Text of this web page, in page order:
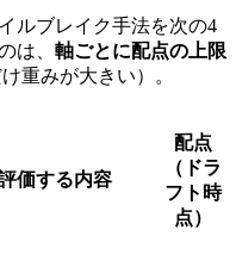
ルブレイク手法を次の4
は、 軸ごとに配点の上限
重みが大きい）。
価する内容
配点
（ドラ
フト時
点）